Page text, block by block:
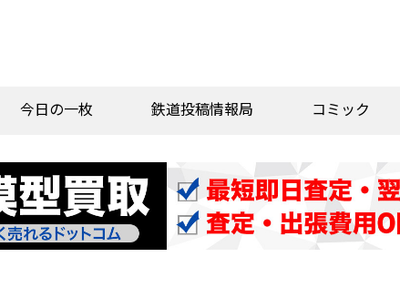
今日の一枚 鉄道投稿情報局 コミック